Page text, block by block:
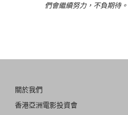
們會繼續努力，不負期待。
關於我們
香港亞洲電影投資會